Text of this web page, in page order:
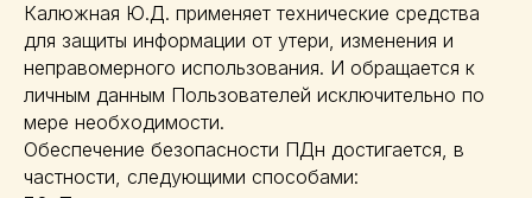
Калюжная Ю.Д. применяет технические средства
для защиты информации от утери, изменения и
неправомерного использования. И обращается к
личным данным Пользователей исключительно по
мере необходимости.
Обеспечение безопасности ПДн достигается, в
частности, следующими способами: